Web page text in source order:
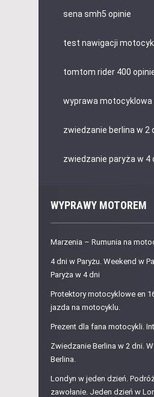
sena smh5 opinie
test nawigacji
tomtom rider 400
wyprawa motocyklowa
zwiedzanie berlina w 2
zwiedzanie paryża w 4
WYPRAWY MOTOREM
Marzenia – Rumunia na
4 dni w Paryżu. Weekend w
Paryża w 4 dni
Protektory motocyklowe en
jazda na motocyklu.
Prezent dla fana motocykli.
Zwiedzanie Berlina w 2 dni.
Berlina.
Londyn w jeden dzień.
zawołanie. Jeden dzień w